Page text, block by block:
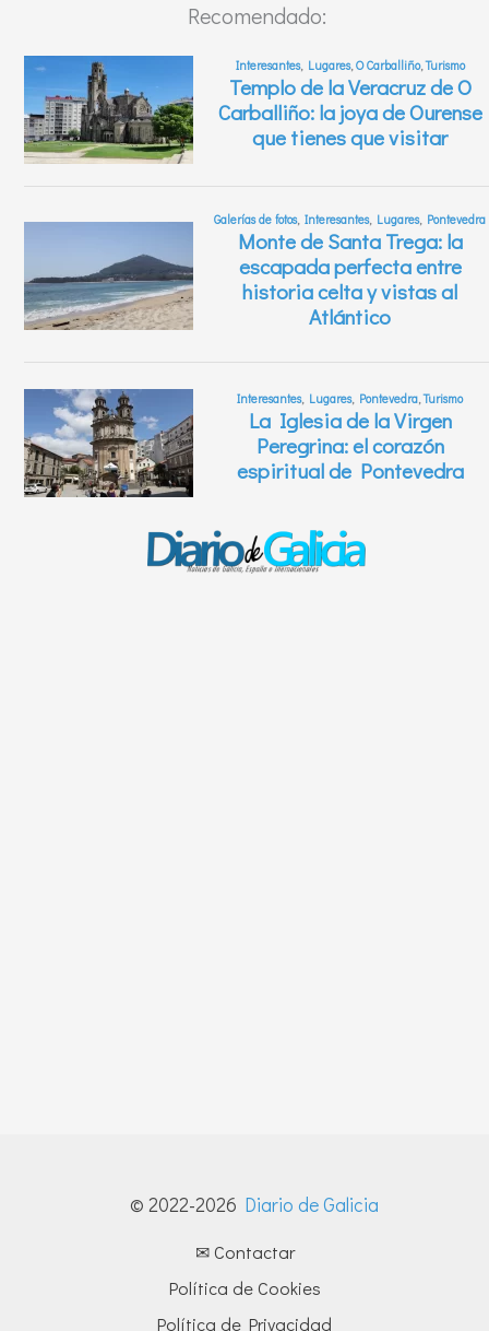
Recomendado:
© 2022-2026 Diario de Galicia
✉ Contactar
Política de Cookies
Política de Privacidad